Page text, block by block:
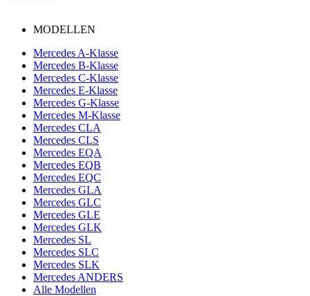
MODELLEN
Mercedes A-Klasse
Mercedes B-Klasse
Mercedes C-Klasse
Mercedes E-Klasse
Mercedes G-Klasse
Mercedes M-Klasse
Mercedes CLA
Mercedes CLS
Mercedes EQA
Mercedes EQB
Mercedes EQC
Mercedes GLA
Mercedes GLC
Mercedes GLE
Mercedes GLK
Mercedes SL
Mercedes SLC
Mercedes SLK
Mercedes ANDERS
Alle Modellen